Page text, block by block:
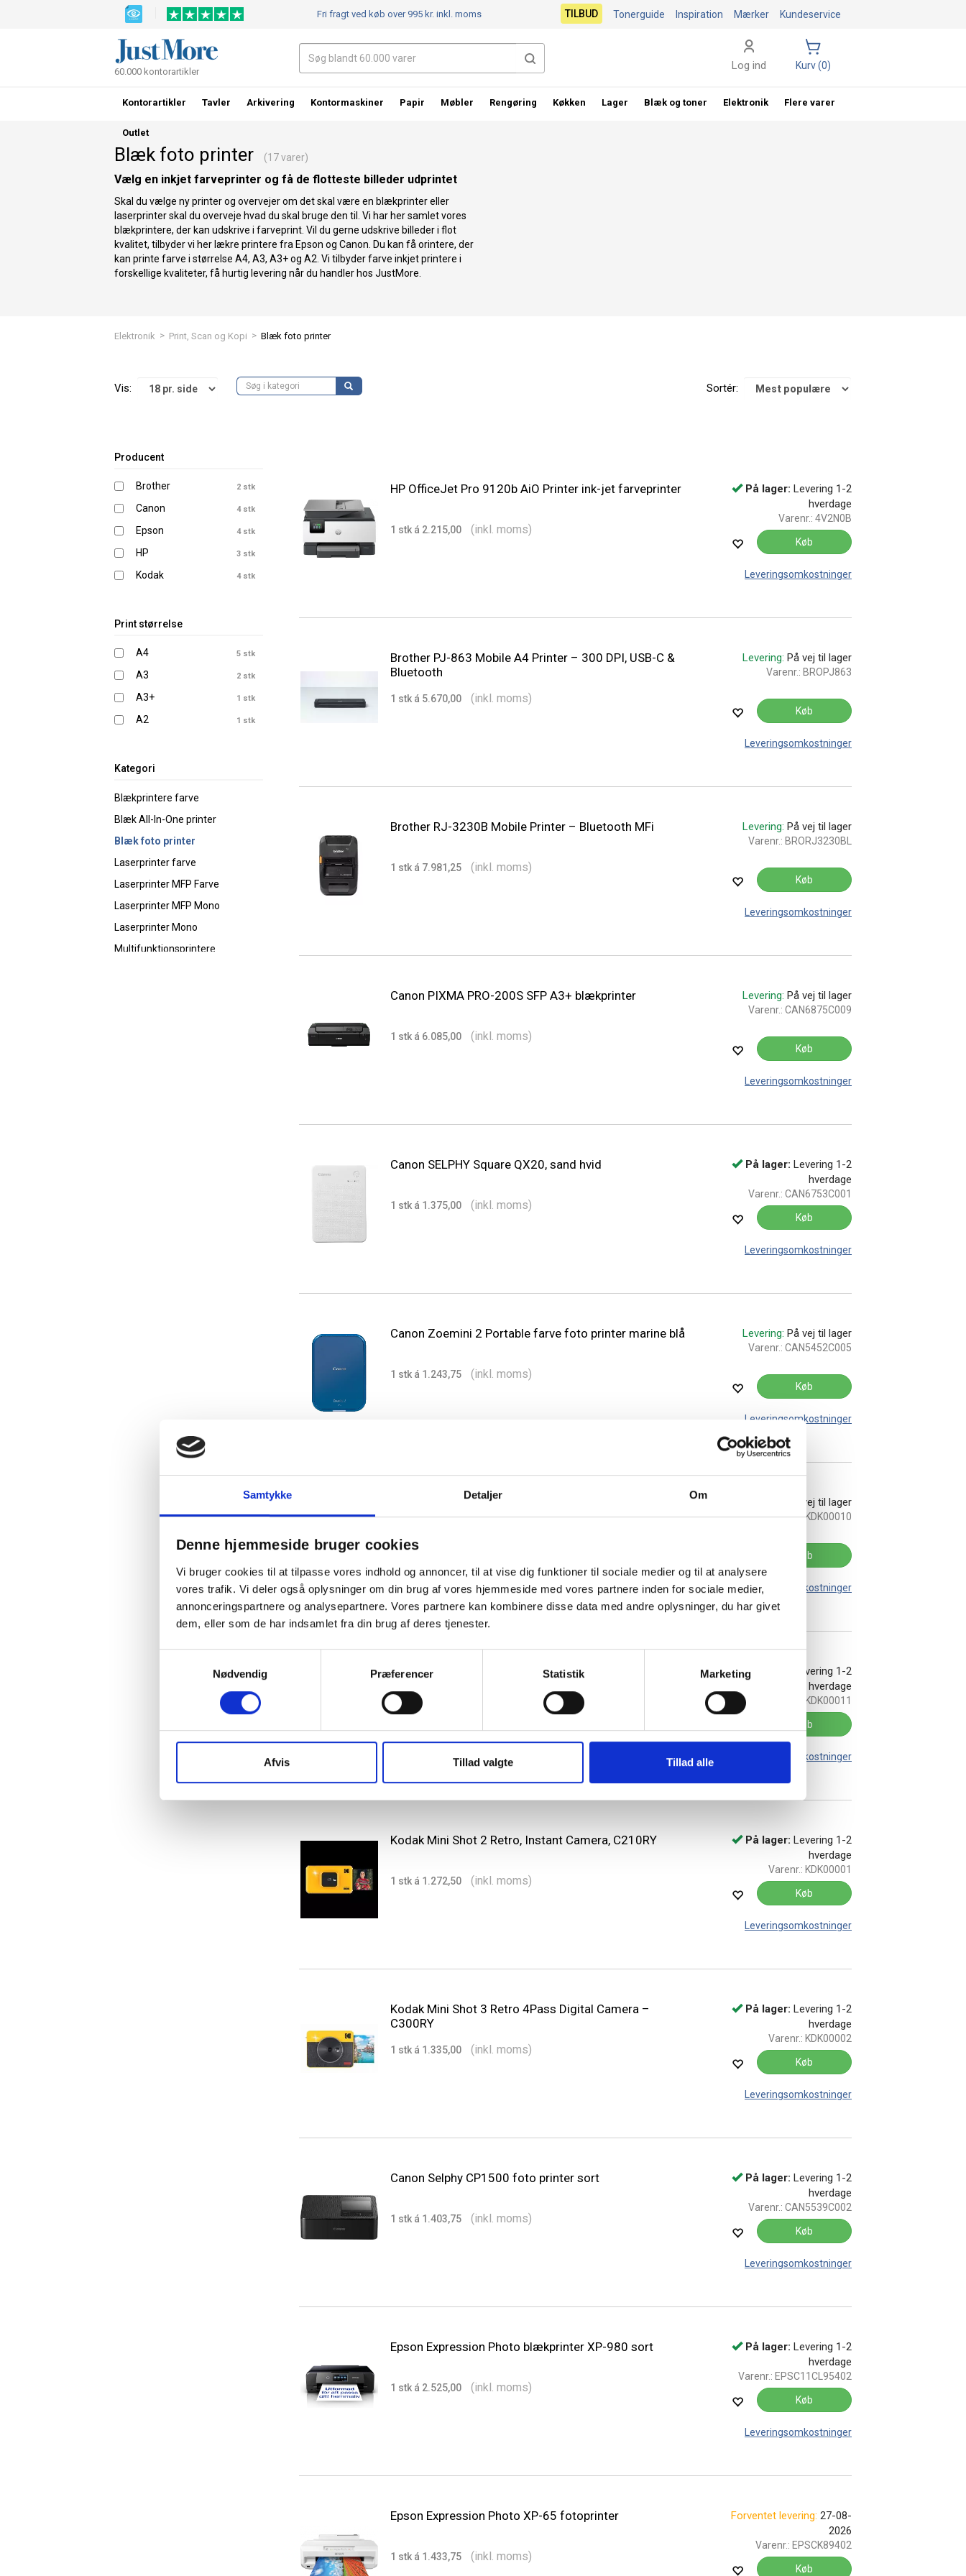
Samtykke Detaljer Om
Denne hjemmeside bruger cookies
Vi bruger cookies til at tilpasse vores indhold og annoncer, til at vise dig funktioner til sociale medier og til at analysere
vores trafik. Vi deler også oplysninger om din brug af vores hjemmeside med vores partnere inden for sociale medier,
annonceringspartnere og analysepartnere. Vores partnere kan kombinere disse data med andre oplysninger, du har givet
dem, eller som de har indsamlet fra din brug af deres tjenester.
Nødvendig
Præferencer Statistik Marketing
Afvis Tillad valgte Tillad alle
Blæk foto printer (17 varer)
Vælg en inkjet farveprinter og få de flotteste billeder udprintet
Skal du vælge ny printer og overvejer om det skal være en blækprinter eller
laserprinter skal du overveje hvad du skal bruge den til. Vi har her samlet vores
blækprintere, der kan udskrive i farveprint. Vil du gerne udskrive billeder i flot
kvalitet, tilbyder vi her lækre printere fra Epson og Canon. Du kan få orintere, der
kan printe farve i størrelse A4, A3, A3+ og A2. Vi tilbyder farve inkjet printere i
forskellige kvaliteter, få hurtig levering når du handler hos JustMore.
Elektronik > Print, Scan og Kopi > Blæk foto printer
Vis: Sortér:
Producent
Brother 2 stk
Canon 4 stk
Epson 4 stk
HP 3 stk
Kodak 4 stk
Print størrelse
A4 5 stk
A3 2 stk
A3+ 1 stk
A2 1 stk
Kategori
Blækprintere farve
Blæk All-In-One printer
Blæk foto printer
Laserprinter farve
Laserprinter MFP Farve
Laserprinter MFP Mono
Laserprinter Mono
Multifunktionsprintere
HP OfficeJet Pro 9120b AiO Printer ink-jet farveprinter
1 stk á 2.215,00 (inkl. moms)
På lager: Levering 1-2
hverdage
Varenr.: 4V2N0B
Køb
Leveringsomkostninger
Brother PJ-863 Mobile A4 Printer – 300 DPI, USB-C &
Bluetooth
1 stk á 5.670,00 (inkl. moms)
Levering: På vej til lager
Varenr.: BROPJ863
Køb
Leveringsomkostninger
Brother RJ-3230B Mobile Printer – Bluetooth MFi
1 stk á 7.981,25 (inkl. moms)
Levering: På vej til lager
Varenr.: BRORJ3230BL
Køb
Leveringsomkostninger
Canon PIXMA PRO-200S SFP A3+ blækprinter
1 stk á 6.085,00 (inkl. moms)
Levering: På vej til lager
Varenr.: CAN6875C009
Køb
Leveringsomkostninger
Canon SELPHY Square QX20, sand hvid
1 stk á 1.375,00 (inkl. moms)
På lager: Levering 1-2
hverdage
Varenr.: CAN6753C001
Køb
Leveringsomkostninger
Canon Zoemini 2 Portable farve foto printer marine blå
1 stk á 1.243,75 (inkl. moms)
Levering: På vej til lager
Varenr.: CAN5452C005
Køb
Leveringsomkostninger
Kodak Instant Print Cartridge 2,1'' x 3,4'' 3x10 ark
1 stk á 144,00
På vej til lager
Varenr.:KDK00010
Køb
Leveringsomkostninger
Kodak Instant Print Cartridge 4Pass 3'' x 3'' 3x10 ark
1 stk á 166,31
På lager:
Levering 1-2
hverdage
KDK00011
Køb
Leveringsomkostninger
Kodak Mini Shot 2 Retro, Instant Camera, C210RY
1 stk á 1.272,50 (inkl. moms)
På lager: Levering 1-2
hverdage
Varenr.: KDK00001
Køb
Leveringsomkostninger
Kodak Mini Shot 3 Retro 4Pass Digital Camera –
C300RY
1 stk á 1.335,00 (inkl. moms)
På lager: Levering 1-2
hverdage
Varenr.: KDK00002
Køb
Leveringsomkostninger
Canon Selphy CP1500 foto printer sort
1 stk á 1.403,75 (inkl. moms)
På lager: Levering 1-2
hverdage
Varenr.: CAN5539C002
Køb
Leveringsomkostninger
Epson Expression Photo blækprinter XP-980 sort
1 stk á 2.525,00 (inkl. moms)
På lager: Levering 1-2
hverdage
Varenr.: EPSC11CL95402
Køb
Leveringsomkostninger
Epson Expression Photo XP-65 fotoprinter
1 stk á 1.433,75 (inkl. moms)
Forventet levering: 27-08-
2026
Varenr.: EPSCK89402
Køb
Fri fragt ved køb over 995 kr.inkl. moms Kundeservice
Mærker
Inspiration
Tonerguide
TILBUD
60.000 kontorartikler Log ind Kurv (0)
Kontorartikler Tavler Arkivering Kontormaskiner Papir Møbler Rengøring Køkken Lager Blæk og toner Elektronik Flere varer
Outlet